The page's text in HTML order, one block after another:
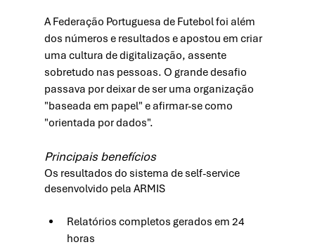
A Federação Portuguesa de Futebol foi além
dos números e resultados e apostou em criar
uma cultura de digitalização, assente
sobretudo nas pessoas. O grande desafio
passava por deixar de ser uma organização
"baseada em papel" e afirmar-se como
"orientada por dados".
Principais benefícios
Os resultados do sistema de self-service
desenvolvido pela ARMIS
Relatórios completos gerados em 24
horas